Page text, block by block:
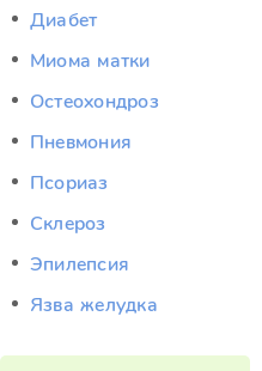
Диабет
Миома матки
Остеохондроз
Пневмония
Псориаз
Склероз
Эпилепсия
Язва желудка